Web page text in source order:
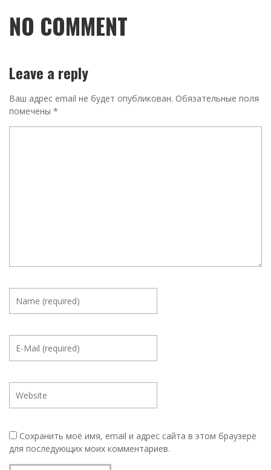
NO COMMENT
Leave a reply
Ваш адрес email не будет опубликован. Обязательные поля
помечены *
Сохранить моё имя, email и адрес сайта в этом браузере
для последующих моих комментариев.